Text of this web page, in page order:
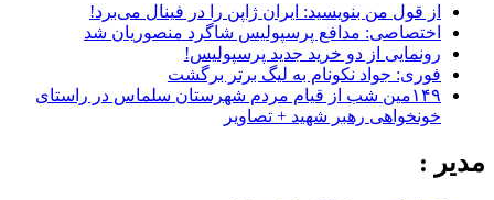
از قول من بنویسید: ایران ژاپن را در فینال می‌برد!
اختصاصی: مدافع پرسپولیس شاگرد منصوریان شد
رونمایی از دو خرید جدید پرسپولیس!
فوری: جواد نکونام به لیگ برتر برگشت
۱۴۹مین شب از قیام مردم شهرستان سلماس در راستای
خونخواهی رهبر شهید + تصاویر
مدیر :